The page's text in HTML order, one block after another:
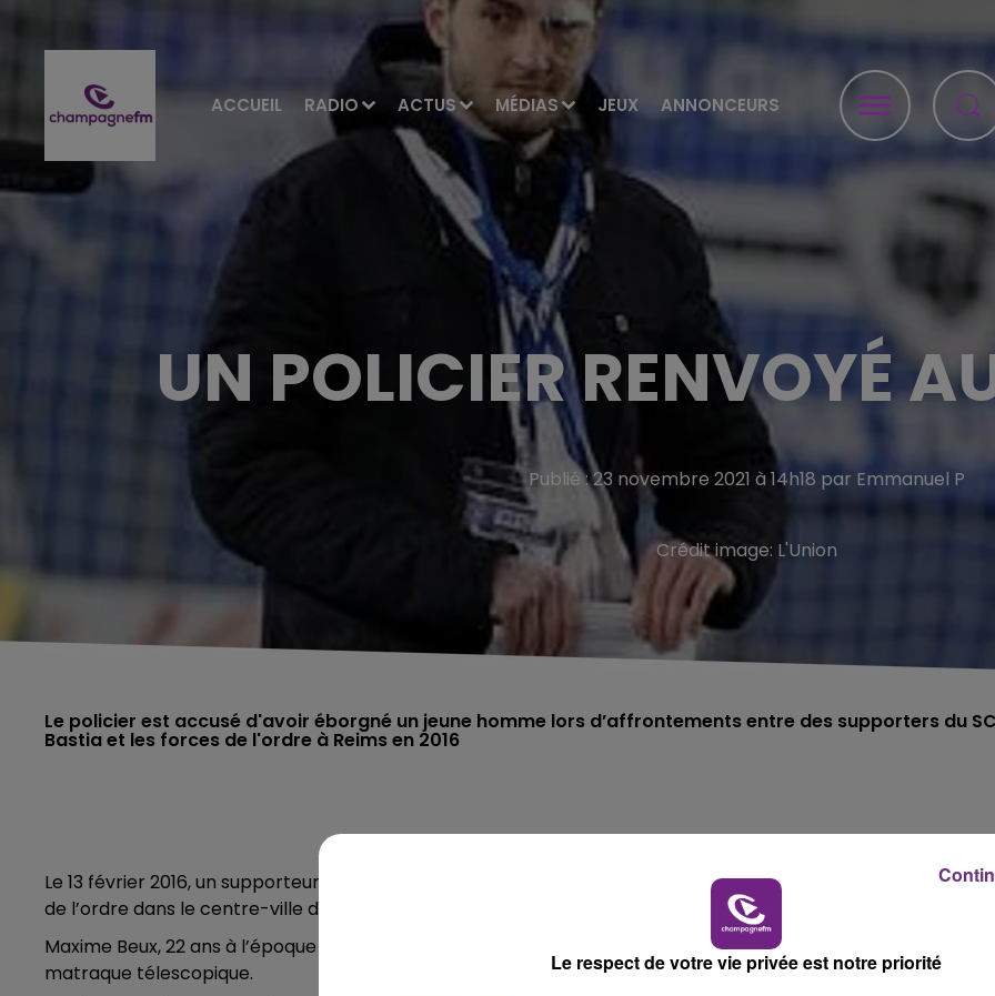
ACCUEIL RADIO ACTUS MÉDIAS JEUX ANNONCEURS
UN POLICIER RENVOYÉ
Publié : 23 novembre 2021 à 14h18 par Emmanuel P
Crédit image: L'Union
Le policier est accusé d'avoir éborgné un jeune homme lors d’affrontements entre des supporters du SC
Bastia et les forces de l'ordre à Reims en 2016
Le 13 février 2016, un supporteur du SC Bastia avait été grièvement blessé lors d’affrontements avec les
de l’ordre dans le centre-ville de Reims, en marge d’un match de la Ligue 1.
Maxime Beux, 22 ans à l’époque des faits, avait perdu l’usage de son œil gauche après avoir reçu un coup de
matraque télescopique.
Le respect de votre vie privée est notre priorité